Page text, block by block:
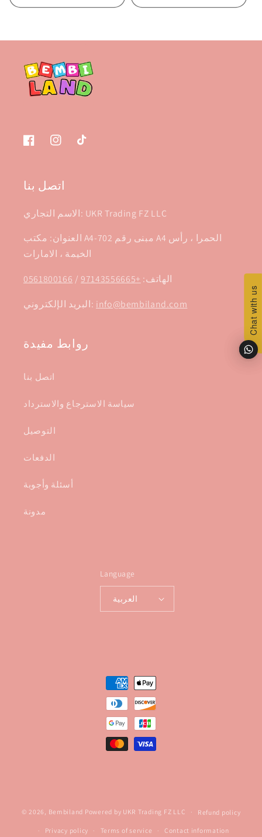
فيسبوكانستغرام
تيك
اتصل بنا
الاسم التجاري: UKR Trading FZ LLC
العنوان: مكتب A4-702 مبنى رقم A4 الحمرا ، رأس
الخيمة ، الامارات
الهاتف: +97143556665
/
0561800166
البريد الإلكتروني: info@bembiland.com
روابط مفيدة
اتصل بنا
سياسة الاسترجاع والاسترداد
التوصيل
الدفعات
أسئلة وأجوبة
مدونة
Language
العربية
Payment
methods
© 2026, Bembiland Powered by UKR Trading FZ LLC Refund policy
Privacy policy Terms of service Contact information
Chat with us
Chat with us